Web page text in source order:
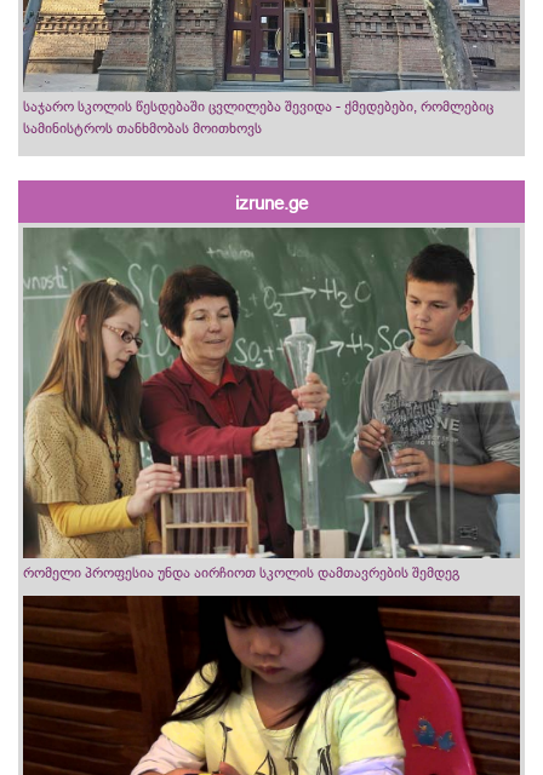
საჯარო სკოლის წესდებაში ცვლილება შევიდა - ქმედებები, რომლებიც
სამინისტროს თანხმობას მოითხოვს
izrune.ge
რომელი პროფესია უნდა აირჩიოთ სკოლის დამთავრების შემდეგ